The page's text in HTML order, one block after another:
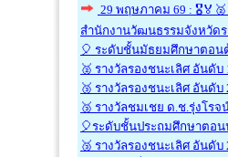
29 พฤษภาคม 69 :
สำนักงานวัฒนธรรมจังหวัด
🎈 ระดับชั้นมัธยมศึกษาตอน
🥈 รางวัลรองชนะเลิศ อันดั
🥉 รางวัลรองชนะเลิศ อันดั
🥉 รางวัลชมเชย ด.ช.รุ่งโร
🎈ระดับชั้นประถมศึกษาตอน
🥉 รางวัลรองชนะเลิศ อันดั